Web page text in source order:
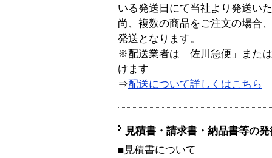
いる発送日にて当社より発送い
尚、複数の商品をご注文の場合
発送となります。
※配送業者は「佐川急便」また
けます
⇒配送について詳しくはこちら
見積書・請求書・納品書等の
■見積書について